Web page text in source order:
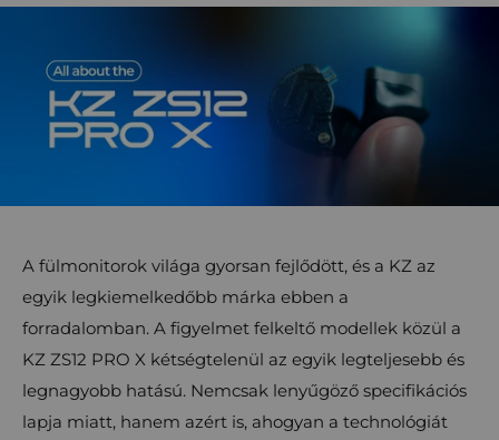
A fülmonitorok világa gyorsan fejlődött, és a KZ az
egyik legkiemelkedőbb márka ebben a
forradalomban. A figyelmet felkeltő modellek közül a
KZ ZS12 PRO X kétségtelenül az egyik legteljesebb és
legnagyobb hatású. Nemcsak lenyűgöző specifikációs
lapja miatt, hanem azért is, ahogyan a technológiát